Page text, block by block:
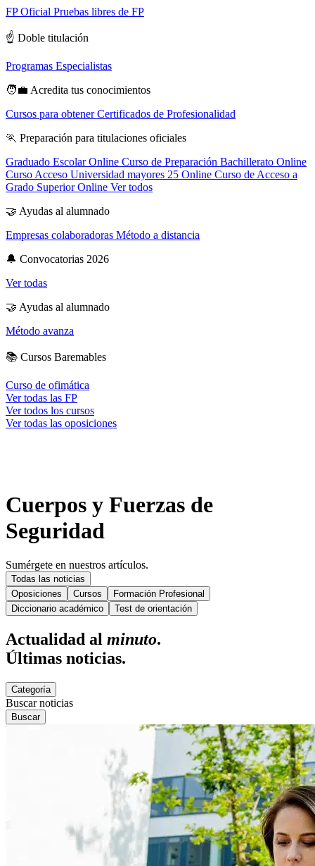
FP Oficial Pruebas libres de FP
☝️ Doble titulación
Programas Especialistas
🧑‍💼 Acredita tus conocimientos
Cursos para obtener Certificados de Profesionalidad
🏃 Preparación para titulaciones oficiales
Graduado Escolar Online Curso de Preparación Bachillerato Online
Curso Acceso Universidad mayores 25 Online Curso de Acceso a
Grado Superior Online Ver todos
🤝 Ayudas al alumnado
Empresas colaboradoras Método a distancia
🔔 Convocatorias 2026
Ver todas
🤝 Ayudas al alumnado
Método avanza
📚 Cursos Baremables
Curso de ofimática
Ver todas las FP
Ver todos los cursos
Ver todas las oposiciones
Cuerpos y Fuerzas de
Seguridad
Sumérgete en nuestros artículos.
Todas las noticias
Oposiciones
Cursos
Formación Profesional
Diccionario académico
Test de orientación
Actualidad al minuto.
Últimas noticias.
Categoría
Buscar noticias
Buscar